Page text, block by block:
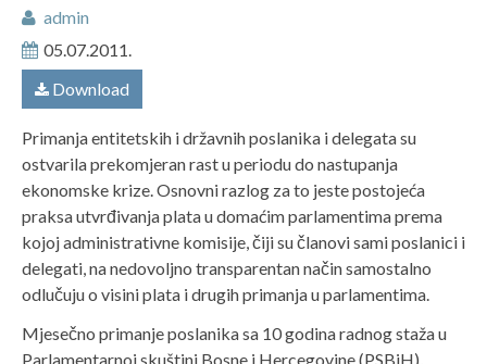
admin
05.07.2011.
Download
Primanja entitetskih i državnih poslanika i delegata su
ostvarila prekomjeran rast u periodu do nastupanja
ekonomske krize. Osnovni razlog za to jeste postojeća
praksa utvrđivanja plata u domaćim parlamentima prema
kojoj administrativne komisije, čiji su članovi sami poslanici i
delegati, na nedovoljno transparentan način samostalno
odlučuju o visini plata i drugih primanja u parlamentima.
Mjesečno primanje poslanika sa 10 godina radnog staža u
Parlamentarnoj skuštini Bosne i Hercegovine (PSBiH),